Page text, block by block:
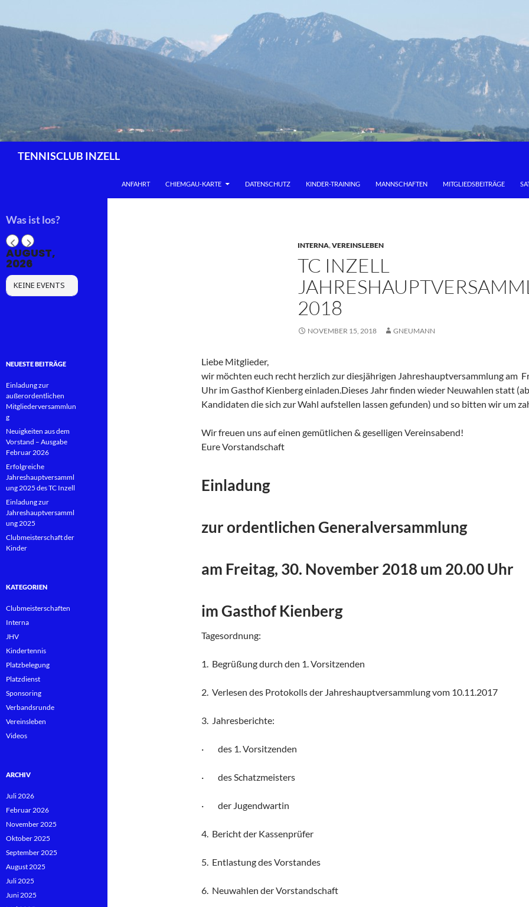
springen
TENNISCLUB INZELL
ANFAHRT CHIEMGAU-KARTE DATENSCHUTZ KINDER-TRAINING MANNSCHAFTEN MITGLIEDSBEITRÄGE
INTERNA,VEREINSLEBEN
TC INZELL
2018
NOVEMBER 15, 2018 GNEUMANN
Liebe Mitglieder,
wir möchten euch recht herzlich zur diesjährigen Jahreshauptversammlung am
Uhr im Gasthof Kienberg einladen.Dieses Jahr finden wieder Neuwahlen statt
Kandidaten die sich zur Wahl aufstellen lassen gefunden) und so bitten wir um
Wir freuen uns auf einen gemütlichen & geselligen Vereinsabend!
Eure Vorstandschaft
Einladung
zur ordentlichen Generalversammlung
am Freitag, 30. November 2018 um 20.00 Uhr
im Gasthof Kienberg
Tagesordnung:
1. Begrüßung durch den 1. Vorsitzenden
2. Verlesen des Protokolls der Jahreshauptversammlung vom 10.11.2017
3. Jahresberichte:
· des 1. Vorsitzenden
· des Schatzmeisters
· der Jugendwartin
4. Bericht der Kassenprüfer
5. Entlastung des Vorstandes
6. Neuwahlen der Vorstandschaft
Was ist los?
AUGUST,
2026
KEINE EVENTS
NEUESTE BEITRÄGE
Einladung zur
außerordentlichen
Mitgliederversammlun
g
Neuigkeiten aus dem
Vorstand – Ausgabe
Februar 2026
Erfolgreiche
Jahreshauptversamml
ung 2025 des TC Inzell
Einladung zur
Jahreshauptversamml
ung 2025
Clubmeisterschaft der
Kinder
KATEGORIEN
Clubmeisterschaften
Interna
JHV
Kindertennis
Platzbelegung
Platzdienst
Sponsoring
Verbandsrunde
Vereinsleben
Videos
ARCHIV
Juli 2026
Februar 2026
November 2025
Oktober 2025
September 2025
August 2025
Juli 2025
Juni 2025